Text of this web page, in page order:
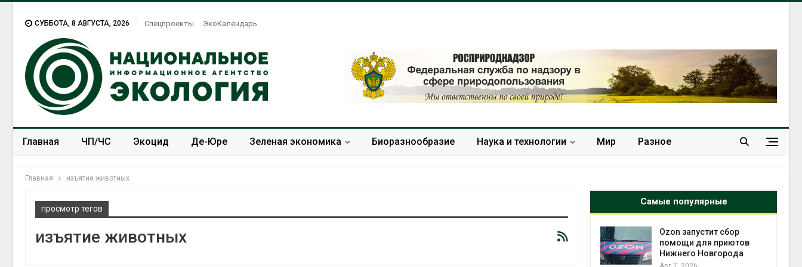
СУББОТА, 8 АВГУСТА, 2026 Спецпроекты ЭкоКалендарь
Главная ЧП/ЧС Экоцид Де-Юре Зеленая экономика Биоразнообразие Наука и технологии Мир Разное
Главная изъятие животных
просмотр тегов
изъятие животных
Самые популярные
экологический контроль
Ozon запустит сбор
помощи для приютов
Нижнего Новгорода